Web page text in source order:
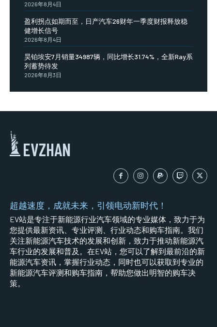
2026年8月4日
盈利拐点如期而至，日产汽车26财年一季度财报释放稳
健增长信号
2026年8月4日
昊铂埃安7月销量34987辆，同比增长31.74%，全新Ray系
列蓄势待发
2026年8月3日
EVZHAN
超越速度，成就未来，引领电动新时代！
EV站是专注于新能源行业汽车领域的专业媒体，致力于为
您提供最新资讯、专业评测、行业动态和购车指南。我们
关注新能源汽车技术的发展和创新，致力于推动新能源汽
车行业的发展和普及。在EV站，您可以了解到最前沿的新
能源汽车资讯，掌握行业动态，同时也可以获取到专业的
新能源汽车评测和购车指南，帮助您做出明智的购车决
策。